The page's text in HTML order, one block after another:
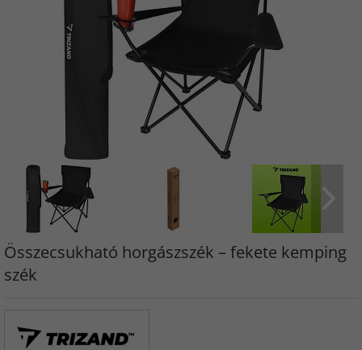
Összecsukható horgászszék – fekete kemping
szék